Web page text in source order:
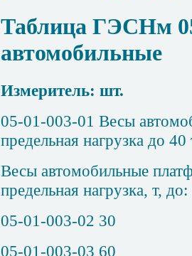
Таблица ГЭСНм
автомобильные
Измеритель: шт.
05-01-003-01 Весы
предельная нагрузка до 40
Весы автомобильные
предельная нагрузка, т, до:
05-01-003-02 30
05-01-003-03 60